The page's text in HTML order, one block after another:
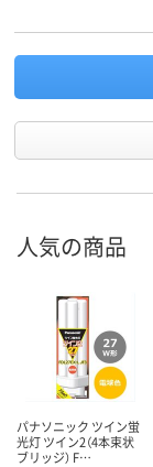
人気の商品
パナソニック ツイン蛍
光灯 ツイン2（4本束状
ブリッジ） F…